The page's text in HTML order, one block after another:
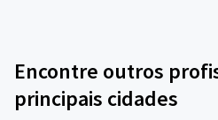
Encontre outros
principais cidades